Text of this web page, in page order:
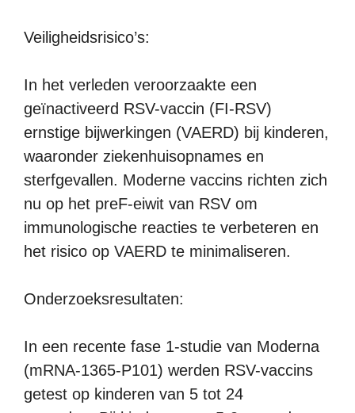
Veiligheidsrisico’s:
In het verleden veroorzaakte een
geïnactiveerd RSV-vaccin (FI-RSV)
ernstige bijwerkingen (VAERD) bij kinderen,
waaronder ziekenhuisopnames en
sterfgevallen. Moderne vaccins richten zich
nu op het preF-eiwit van RSV om
immunologische reacties te verbeteren en
het risico op VAERD te minimaliseren.
Onderzoeksresultaten:
In een recente fase 1-studie van Moderna
(mRNA-1365-P101) werden RSV-vaccins
getest op kinderen van 5 tot 24